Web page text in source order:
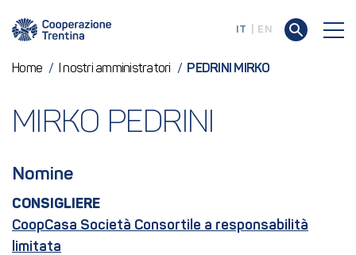
IT EN
Home / I nostri amministratori / PEDRINI MIRKO
MIRKO PEDRINI
Nomine
CONSIGLIERE
CoopCasa Società Consortile a responsabilità
limitata